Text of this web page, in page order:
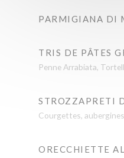
PARMIGIANA DI
TRIS DE PÂTES
Penne Arrabiata,
STROZZAPRETI
Courgettes,
ORECCHIETTE